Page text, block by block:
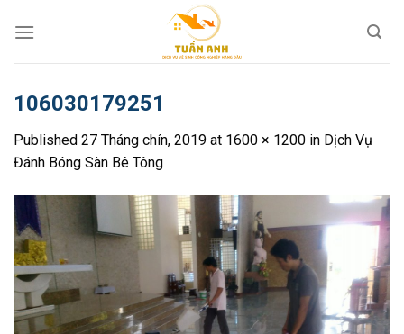
106030179251
Published 27 Tháng chín, 2019 at 1600 × 1200 in Dịch Vụ
Đánh Bóng Sàn Bê Tông